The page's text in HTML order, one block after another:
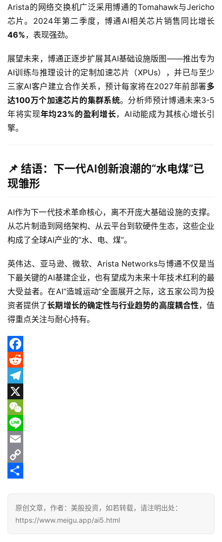
美
股
户
指
南
美
股
投
讯
Arista的网络交换机广泛采用博通的Tomahawk与Jericho
芯片。2024年第二季度，博通AI相关芯片销售同比增长
46%，表现强劲。
展望未来，博通正逐步扩展其AI基础设施版图——推出专为
AI训练与推理设计的定制加速芯片（XPUs），并已与至少
三家AI客户建立合作关系，预计每家将在2027年前部署多
达100万个加速芯片的集群系统。分析师预计博通未来3-5
年将实现年均23%的盈利增长，AI动能成为其核心增长引
擎。
📌 结语：下一代AI创新浪潮的“水电煤”已
现雏形
AI作为下一代技术革命核心，离不开庞大基础设施的支撑。
从芯片制造到网络架构、从云平台到软硬件生态，这些企业
构成了全球AI产业的“水、电、煤”。
英伟达、亚马逊、微软、Arista Networks与博通不仅是当
下最关键的AI基建企业，也有望成为未来十年技术红利的最
大受益者。在AI“造城运动”全面展开之际，这五家公司为投
资者提供了长期增长的确定性与行业趋势的高度耦合性，值
得重点关注与耐心持有。
F
a
c
e
b
o
o
k
R
e
d
d
t
T
e
e
g
X
W
e
C
h
L
n
E
m
C
L
原创文章，作者：美股投资，如若转载，请注明出处：
https://www.meigu.app/ai5.html